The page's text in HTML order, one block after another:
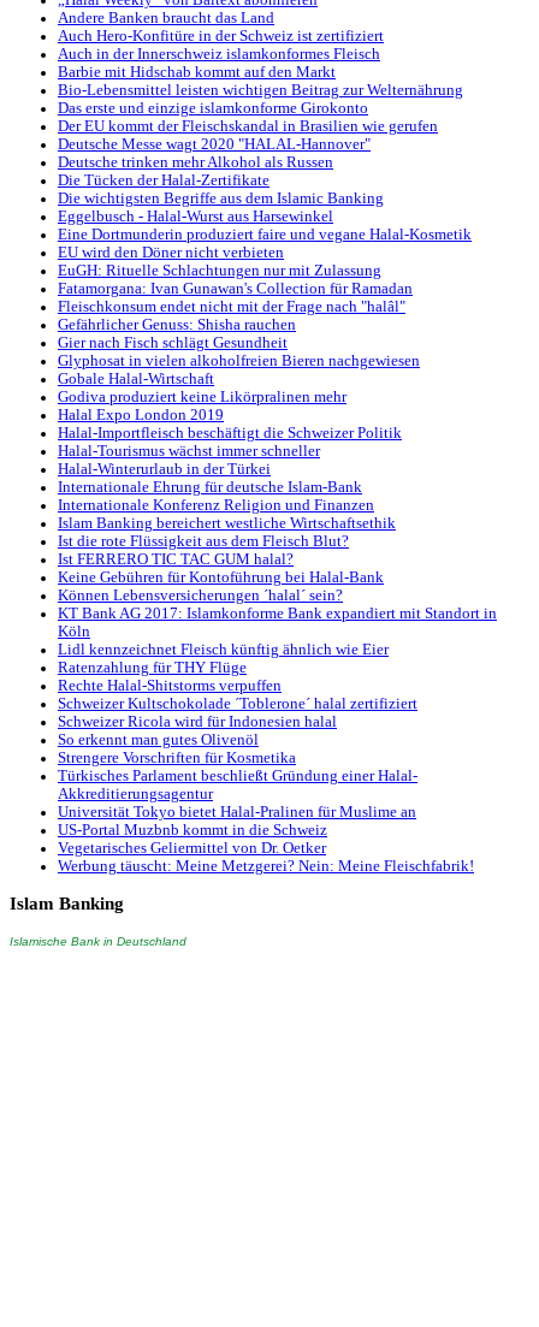
Andere Banken braucht das Land
Auch Hero-Konfitüre in der Schweiz ist zertifiziert
Auch in der Innerschweiz islamkonformes Fleisch
Barbie mit Hidschab kommt auf den Markt
Bio-Lebensmittel leisten wichtigen Beitrag zur Welternährung
Das erste und einzige islamkonforme Girokonto
Der EU kommt der Fleischskandal in Brasilien wie gerufen
Deutsche Messe wagt 2020 "HALAL-Hannover"
Deutsche trinken mehr Alkohol als Russen
Die Tücken der Halal-Zertifikate
Die wichtigsten Begriffe aus dem Islamic Banking
Eggelbusch - Halal-Wurst aus Harsewinkel
Eine Dortmunderin produziert faire und vegane Halal-Kosmetik
EU wird den Döner nicht verbieten
EuGH: Rituelle Schlachtungen nur mit Zulassung
Fatamorgana: Ivan Gunawan's Collection für Ramadan
Fleischkonsum endet nicht mit der Frage nach "halâl"
Gefährlicher Genuss: Shisha rauchen
Gier nach Fisch schlägt Gesundheit
Glyphosat in vielen alkoholfreien Bieren nachgewiesen
Gobale Halal-Wirtschaft
Godiva produziert keine Likörpralinen mehr
Halal Expo London 2019
Halal-Importfleisch beschäftigt die Schweizer Politik
Halal-Tourismus wächst immer schneller
Halal-Winterurlaub in der Türkei
Internationale Ehrung für deutsche Islam-Bank
Internationale Konferenz Religion und Finanzen
Islam Banking bereichert westliche Wirtschaftsethik
Ist die rote Flüssigkeit aus dem Fleisch Blut?
Ist FERRERO TIC TAC GUM halal?
Keine Gebühren für Kontoführung bei Halal-Bank
Können Lebensversicherungen ´halal´ sein?
KT Bank AG 2017: Islamkonforme Bank expandiert mit Standort in
Köln
Lidl kennzeichnet Fleisch künftig ähnlich wie Eier
Ratenzahlung für THY Flüge
Rechte Halal-Shitstorms verpuffen
Schweizer Kultschokolade ´Toblerone´ halal zertifiziert
Schweizer Ricola wird für Indonesien halal
So erkennt man gutes Olivenöl
Strengere Vorschriften für Kosmetika
Türkisches Parlament beschließt Gründung einer Halal-
Akkreditierungsagentur
Universität Tokyo bietet Halal-Pralinen für Muslime an
US-Portal Muzbnb kommt in die Schweiz
Vegetarisches Geliermittel von Dr. Oetker
Werbung täuscht: Meine Metzgerei? Nein: Meine Fleischfabrik!
Islam Banking
Islamische Bank in Deutschland